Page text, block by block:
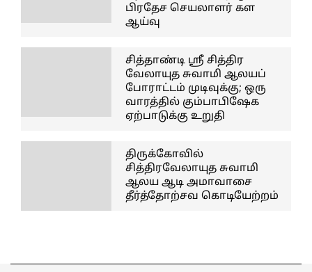
பிரதேச செயலாளர் கள
ஆய்வு
சித்தாண்டி ஸ்ரீ சித்திர
வேலாயுத சுவாமி ஆலயப்
போராட்டம் முடிவுக்கு; ஒரு
வாரத்தில் கும்பாபிஷேக
ஏற்பாடுக்கு உறுதி
திருக்கோவில்
சித்திரவேலாயுத சுவாமி
ஆலய ஆடி அமாவாசை
தீர்த்தோற்சவ கொடியேற்றம்